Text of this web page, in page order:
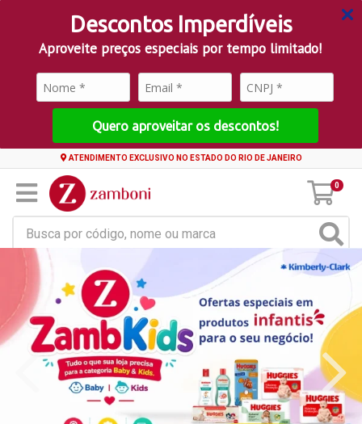
Descontos Imperdíveis
Aproveite preços especiais por tempo limitado!
Quero aproveitar os descontos!
ATENDIMENTO EXCLUSIVO NO ESTADO DO RIO DE JANEIRO
0